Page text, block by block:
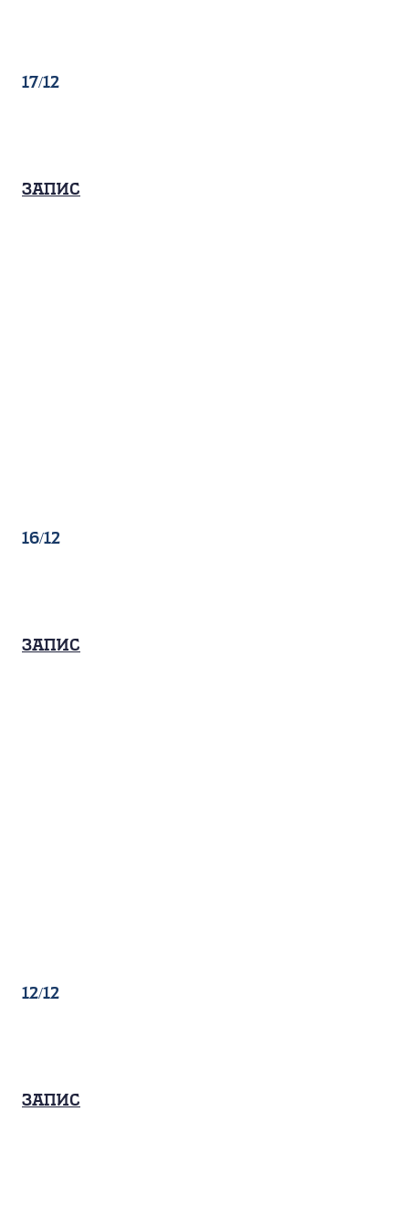
17/12
Запис
16/12
Запис
12/12
Запис